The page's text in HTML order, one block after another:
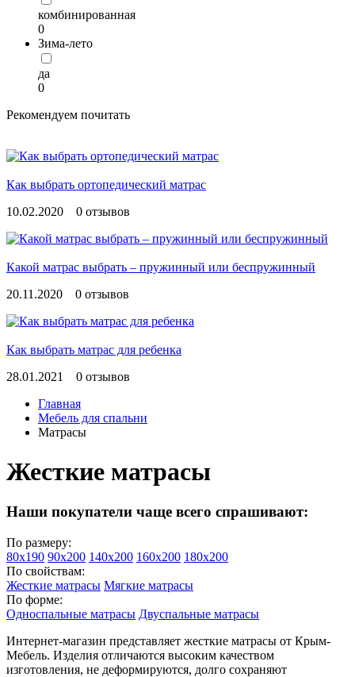
комбинированная
0
Зима-лето
да
0
Рекомендуем почитать
Как выбрать ортопедический матрас
10.02.2020
0 отзывов
Какой матрас выбрать – пружинный или беспружинный
20.11.2020
0 отзывов
Как выбрать матрас для ребенка
28.01.2021
0 отзывов
Главная
Мебель для спальни
Матрасы
Жесткие матрасы
Наши покупатели чаще всего спрашивают:
По размеру:
80x190 90x200 140x200 160x200 180x200
По свойствам:
Жесткие матрасы Мягкие матрасы
По форме:
Односпальные матрасы Двуспальные матрасы
Интернет-магазин представляет жесткие матрасы от Крым-
Мебель. Изделия отличаются высоким качеством
изготовления, не деформируются, долго сохраняют